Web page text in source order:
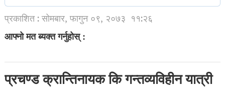
प्रकाशित : सोमबार, फागुन ०९, २०७३ ११:२६
आफ्नो मत ब्यक्त गर्नुहोस् :
प्रचण्ड क्रान्तिनायक कि गन्तव्यविहीन यात्री